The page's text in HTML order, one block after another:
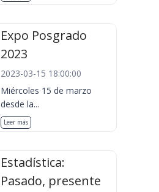
Expo Posgrado
2023
2023-03-15 18:00:00
Miércoles 15 de marzo
desde la...
Leer más
Estadística:
Pasado, presente